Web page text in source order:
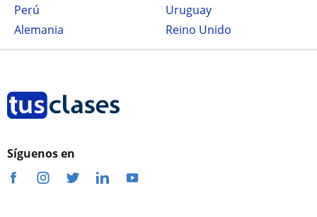
Perú
Uruguay
Alemania
Reino Unido
Síguenos en